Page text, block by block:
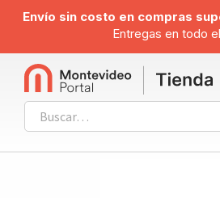
Envío sin costo en compras
Entregas en todo